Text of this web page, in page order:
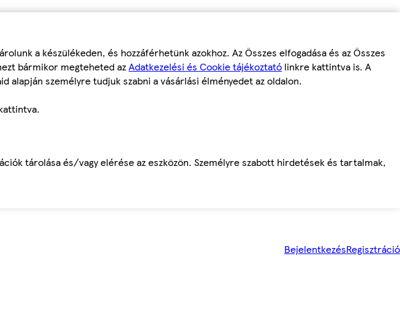
a készülékeden, és hozzáférhetünk azokhoz. Az Összes elfogadása és az Összes
bármikor megteheted azAdatkezelési és Cookie tájékoztató linkre kattintva is. A
személyre tudjuk szabni a vásárlási élményedet az oldalon.
tárolása és/vagy elérése az eszközön. Személyre szabott hirdetések és tartalmak,
BejelentkezésRegisztráció